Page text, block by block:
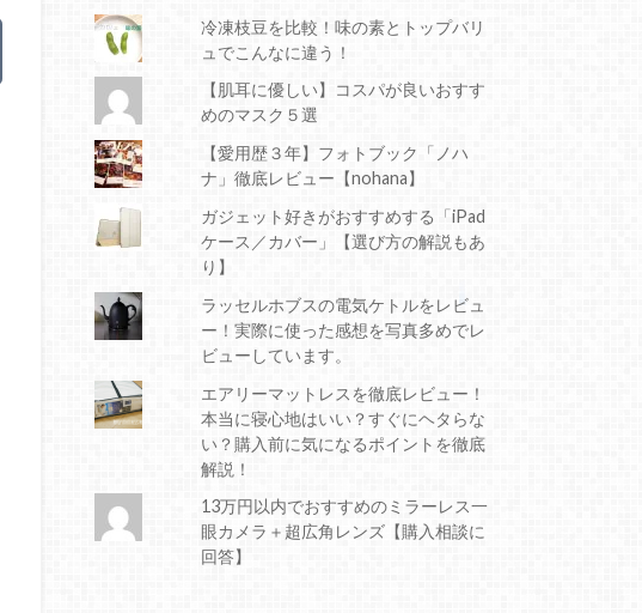
冷凍枝豆を比較！味の素とトップバリ
ュでこんなに違う！
【肌耳に優しい】コスパが良いおすす
めのマスク５選
【愛用歴３年】フォトブック「ノハ
ナ」徹底レビュー【nohana】
ガジェット好きがおすすめする「iPad
ケース／カバー」【選び方の解説もあ
り】
ラッセルホブスの電気ケトルをレビュ
ー！実際に使った感想を写真多めでレ
ビューしています。
エアリーマットレスを徹底レビュー！
本当に寝心地はいい？すぐにヘタらな
い？購入前に気になるポイントを徹底
解説！
13万円以内でおすすめのミラーレス一
眼カメラ＋超広角レンズ【購入相談に
回答】